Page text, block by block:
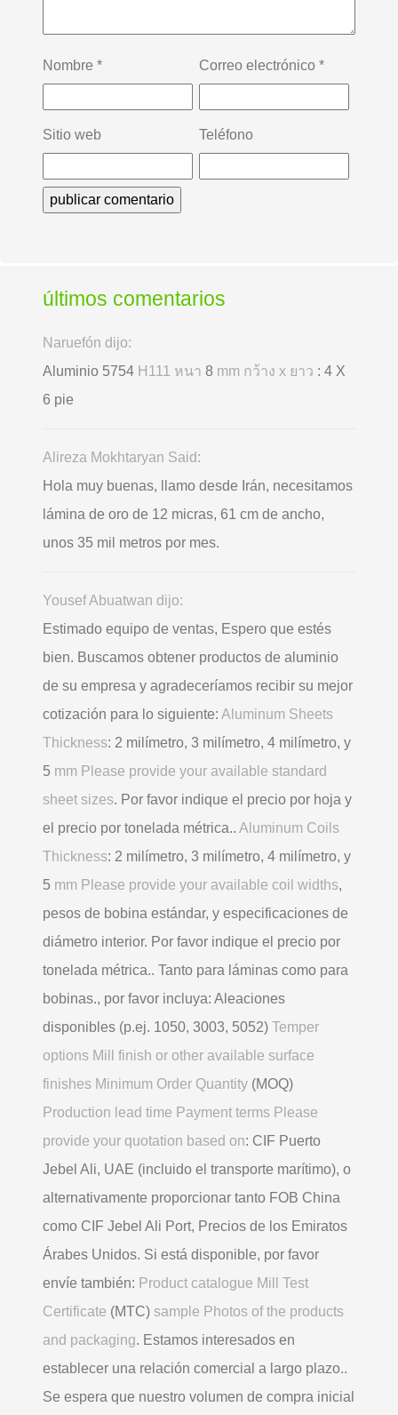
Nombre * Correo electrónico *
Sitio web Teléfono
últimos comentarios
Naruefón dijo:
Aluminio 5754 H111 หนา 8 mm กว้าง x ยาว : 4 X
6 pie
Alireza Mokhtaryan Said:
Hola muy buenas, llamo desde Irán, necesitamos
lámina de oro de 12 micras, 61 cm de ancho,
unos 35 mil metros por mes.
Yousef Abuatwan dijo:
Estimado equipo de ventas, Espero que estés
bien. Buscamos obtener productos de aluminio
de su empresa y agradeceríamos recibir su mejor
cotización para lo siguiente: Aluminum Sheets
Thickness: 2 milímetro, 3 milímetro, 4 milímetro, y
5 mm Please provide your available standard
sheet sizes. Por favor indique el precio por hoja y
el precio por tonelada métrica.. Aluminum Coils
Thickness: 2 milímetro, 3 milímetro, 4 milímetro, y
5 mm Please provide your available coil widths,
pesos de bobina estándar, y especificaciones de
diámetro interior. Por favor indique el precio por
tonelada métrica.. Tanto para láminas como para
bobinas., por favor incluya: Aleaciones
disponibles (p.ej. 1050, 3003, 5052) Temper
options Mill finish or other available surface
finishes Minimum Order Quantity (MOQ)
Production lead time Payment terms Please
provide your quotation based on: CIF Puerto
Jebel Ali, UAE (incluido el transporte marítimo), o
alternativamente proporcionar tanto FOB China
como CIF Jebel Ali Port, Precios de los Emiratos
Árabes Unidos. Si está disponible, por favor
envíe también: Product catalogue Mill Test
Certificate (MTC) sample Photos of the products
and packaging. Estamos interesados ​​en
establecer una relación comercial a largo plazo..
Se espera que nuestro volumen de compra inicial